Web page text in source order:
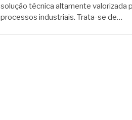
solução técnica altamente valorizada
processos industriais. Trata-se de…